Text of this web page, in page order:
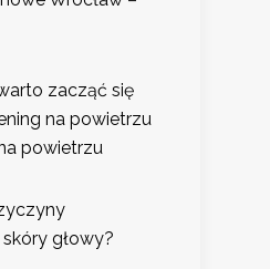
zacząć się
na powietrzu
powietrzu
głowy?